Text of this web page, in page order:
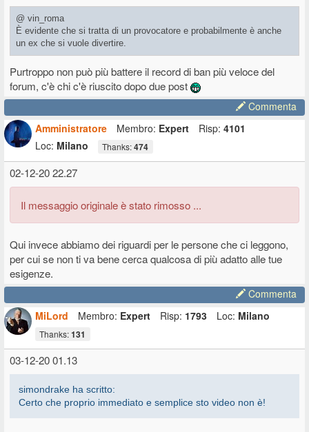
@ vin_roma
È evidente che si tratta di un provocatore e probabilmente è anche
un ex che si vuole divertire.
Purtroppo non può più battere il record di ban più veloce del
forum, c'è chi c'è riuscito dopo due post
Commenta
Amministratore
Membro: Expert Risp: 4101
Loc: Milano Thanks:474
02-12-20 22.27
Il messaggio originale è stato rimosso ...
Qui invece abbiamo dei riguardi per le persone che ci leggono,
per cui se non ti va bene cerca qualcosa di più adatto alle tue
esigenze.
Commenta
MiLord
Membro: Expert Risp: 1793 Loc: Milano
Thanks:131
03-12-20 01.13
simondrake ha scritto:
Certo che proprio immediato e semplice sto video non è!